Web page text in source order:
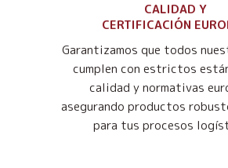
CALIDAD Y
CERTIFICACIÓN
Garantizamos que todos
cumplen con estrictos
calidad y normativas
asegurando productos
para tus procesos